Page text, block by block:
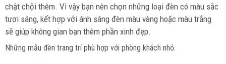
chật chội thêm. Vì vậy bạn nên chọn những loại đèn có màu sắc
tươi sáng, kết hợp với ánh sáng đèn màu vàng hoặc màu trắng
sẽ giúp không gian bạn thêm phần xinh đẹp.
Những mẫu đèn trang trí phù hợp với phòng khách nhỏ.